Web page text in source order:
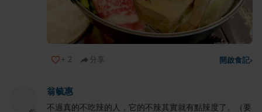
+ 2 分享 開啟食記›
翁毓惠
不過真的不吃辣的人，它的不辣其實就有點辣度了。（要